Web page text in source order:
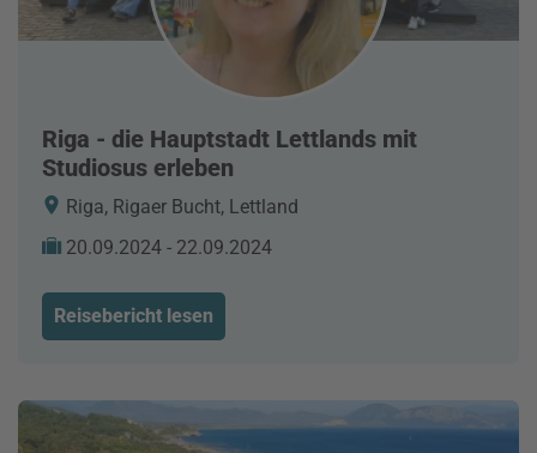
Riga - die Hauptstadt Lettlands mit
Studiosus erleben
Riga, Rigaer Bucht, Lettland
20.09.2024 - 22.09.2024
Reisebericht lesen